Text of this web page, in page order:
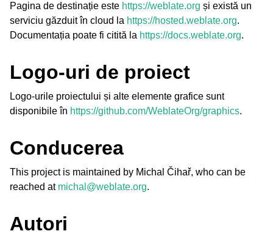
navigation of Formate de fișiere acceptate
navigation of Instrucțiuni de configurare
Pagina de destinație este https://weblate.org și există un
serviciu găzduit în cloud la https://hosted.weblate.org.
Documentația poate fi citită la https://docs.weblate.org.
Logo-uri de proiect
Logo-urile proiectului și alte elemente grafice sunt
disponibile în https://github.com/WeblateOrg/graphics.
Conducerea
This project is maintained by Michal Čihař, who can be
reached at michal @weblate.org.
Autori